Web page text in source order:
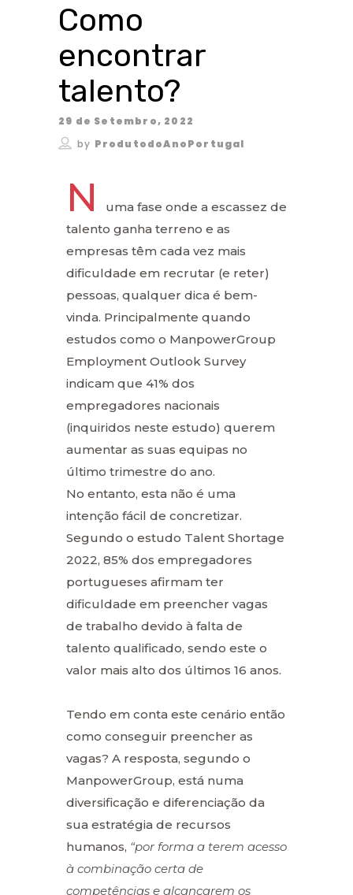
Como
encontrar
talento?
29 de Setembro, 2022
by ProdutodoAnoPortugal
N
uma fase onde a escassez de
talento ganha terreno e as
empresas têm cada vez mais
dificuldade em recrutar (e reter)
pessoas, qualquer dica é bem-
vinda. Principalmente quando
estudos como o ManpowerGroup
Employment Outlook Survey
indicam que 41% dos
empregadores nacionais
(inquiridos neste estudo) querem
aumentar as suas equipas no
último trimestre do ano.
No entanto, esta não é uma
intenção fácil de concretizar.
Segundo o estudo Talent Shortage
2022, 85% dos empregadores
portugueses afirmam ter
dificuldade em preencher vagas
de trabalho devido à falta de
talento qualificado, sendo este o
valor mais alto dos últimos 16 anos.
Tendo em conta este cenário então
como conseguir preencher as
vagas? A resposta, segundo o
ManpowerGroup, está numa
diversificação e diferenciação da
sua estratégia de recursos
humanos, “por forma a terem acesso
à combinação certa de
competências e alcançarem os